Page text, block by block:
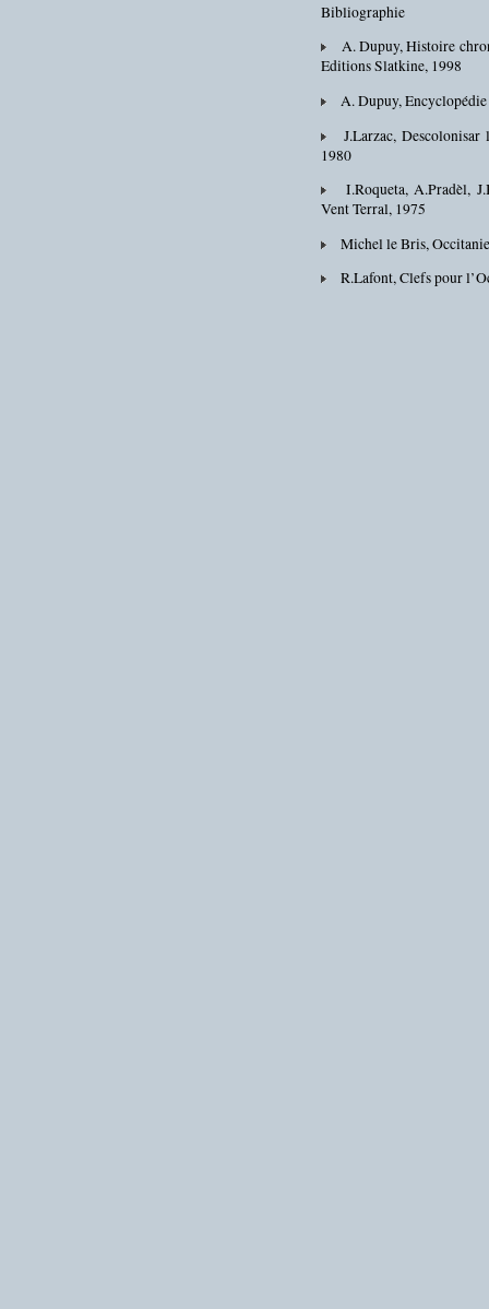
Bibliographie
A. Dupuy, Histoire
Editions Slatkine, 1998
A. Dupuy,
J.Larzac,
1980
I.Roqueta, A.Pradèl,
Vent Terral, 1975
Michel le Bris,
R.Lafont, Clefs pour